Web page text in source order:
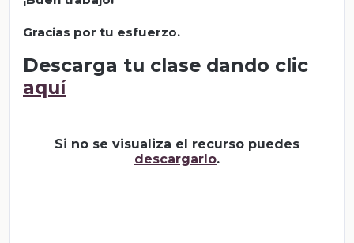
Gracias por tu esfuerzo.
Descarga tu clase dando clic
aquí
Si no se visualiza el recurso puedes
descargarlo.